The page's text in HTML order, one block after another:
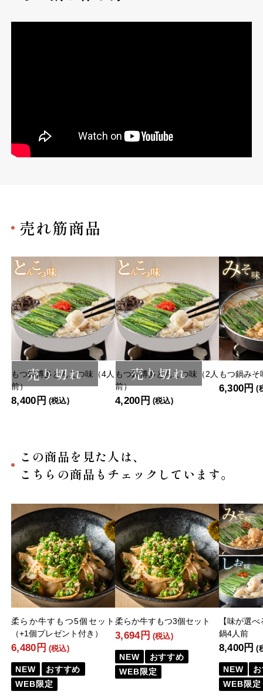
売れ筋商品
売り切れ
もつ鍋博多とんこつ味（4人
前）
8,400円 (税込)
売り切れ
もつ鍋博多とんこつ味（2人
前）
4,200円 (税込)
もつ鍋みそ
6,300円 (
この商品を見た人は、
こちらの商品もチェックしています。
柔らか牛すもつ5個セット
（+1個プレゼント付き）
6,480円 (税込)
NEW
おすすめ
WEB限定
柔らか牛すもつ3個セット
3,694円 (税込)
NEW
おすすめ
WEB限定
【味が選
鍋4人前
8,400円 (
NEW
WEB限定